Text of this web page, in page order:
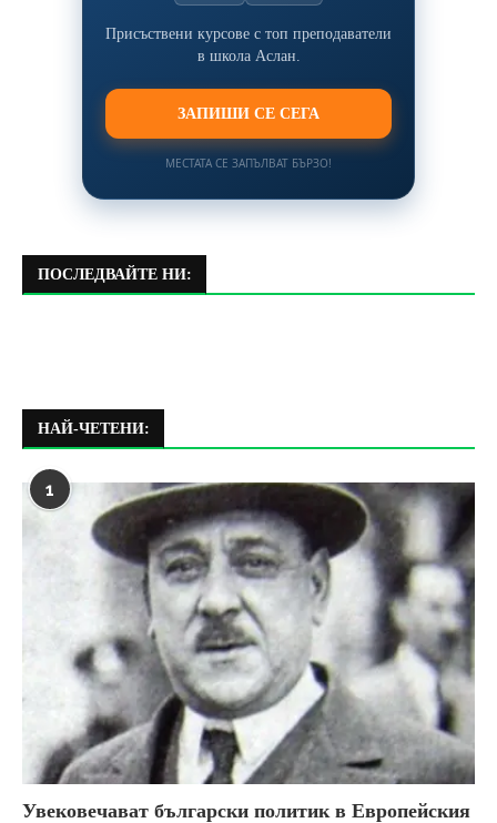
Присъствени курсове с топ преподаватели
в школа Аслан.
ЗАПИШИ СЕ СЕГА
МЕСТАТА СЕ ЗАПЪЛВАТ БЪРЗО!
ПОСЛЕДВАЙТЕ НИ:
НАЙ-ЧЕТЕНИ:
1
Увековечават български политик в Европейския